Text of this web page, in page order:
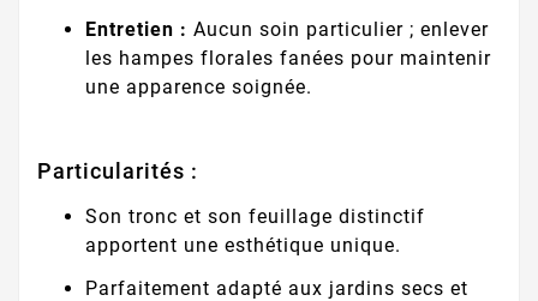
Entretien : Aucun soin particulier ; enlever
les hampes florales fanées pour maintenir
une apparence soignée.
Particularités :
Son tronc et son feuillage distinctif
apportent une esthétique unique.
Parfaitement adapté aux jardins secs et